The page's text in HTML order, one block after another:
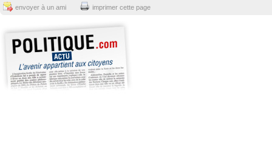
envoyer à un ami imprimer cette page